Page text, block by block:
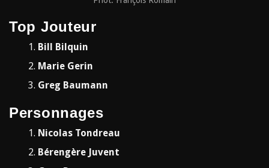
Top Jouteur
Bill Bilquin
Marie Gerin
Greg Baumann
Personnages
Nicolas Tondreau
Bérengère Juvent